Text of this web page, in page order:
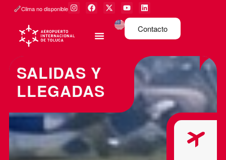
Clima no disponible
Contacto
SALIDAS Y
LLEGADAS